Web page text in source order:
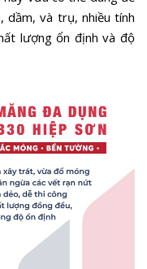
dầm, và trụ, nhiều tính
lượng ổn định và độ